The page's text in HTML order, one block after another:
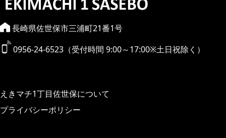
長崎県佐世保市三浦町21番1号
0956-24-6523（受付時間 9:00～17:00※土日祝除く）
えきマチ1丁目佐世保について
プライバシーポリシー